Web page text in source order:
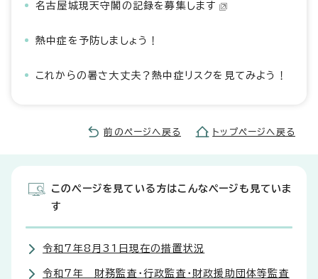
名古屋城現天守閣の記録を募集します
熱中症を予防しましょう！
これからの暑さ大丈夫？熱中症リスクを見てみよう！
前のページへ戻る トップページへ戻る
このページを見ている方はこんなページも見ていま
す
令和7年8月31日現在の措置状況
令和7年 財務監査・行政監査・財政援助団体等監査